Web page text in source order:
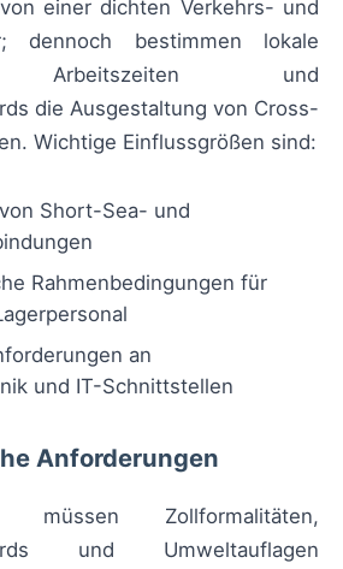
einer dichten Verkehrs- und
dennoch bestimmen lokale
Arbeitszeiten und
die Ausgestaltung von Cross-
Wichtige Einflussgrößen sind:
Short-Sea- und
Rahmenbedingungen für
an
und IT-Schnittstellen
Anforderungen
müssen Zollformalitäten,
und Umweltauflagen